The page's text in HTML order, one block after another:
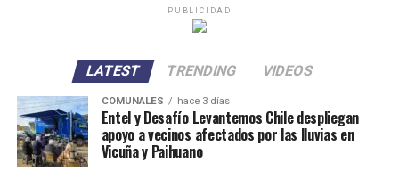
PUBLICIDAD
LATEST TRENDING VIDEOS
COMUNALES hace 3 días
Entel y Desafío Levantemos Chile despliegan
apoyo a vecinos afectados por las lluvias en
Vicuña y Paihuano